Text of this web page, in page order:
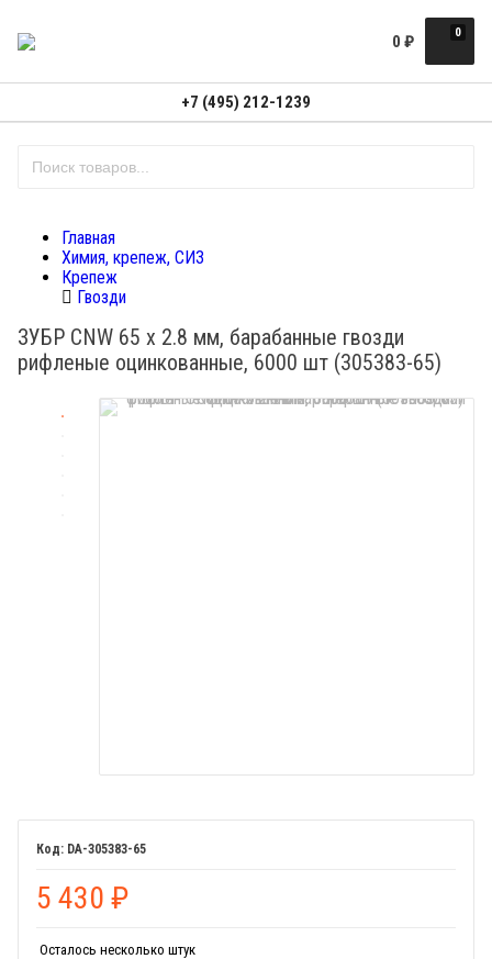
0
0 ₽
+7 (495) 212-1239
Главная
Химия, крепеж, СИЗ
Крепеж
Гвозди
ЗУБР CNW 65 х 2.8 мм, барабанные гвозди
рифленые оцинкованные, 6000 шт (305383-65)
DA-305383-65
5 430 ₽
Осталось несколько штук